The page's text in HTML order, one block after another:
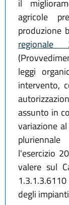
il
agricole
produzione
leggi
intervento,
assunto in
variazione
l'esercizio
valere sul
degli